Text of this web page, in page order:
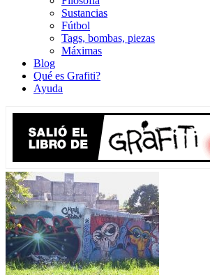
Sustancias
Fútbol
Tags, bombas, piezas
Máximas
Blog
Qué es Grafiti?
Ayuda